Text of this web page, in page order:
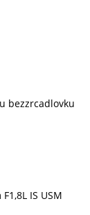
bezzrcadlovku
IS USM